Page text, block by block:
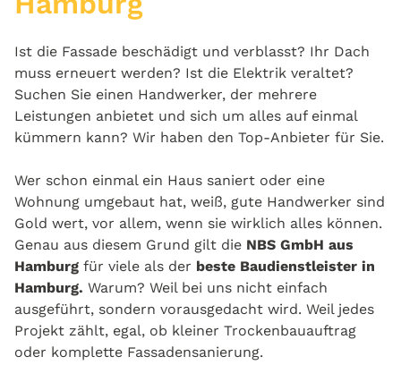
Ist die Fassade beschädigt und verblasst? Ihr Dach
muss erneuert werden? Ist die Elektrik veraltet?
Suchen Sie einen Handwerker, der mehrere
Leistungen anbietet und sich um alles auf einmal
kümmern kann? Wir haben den Top-Anbieter für Sie.
Wer schon einmal ein Haus saniert oder eine
Wohnung umgebaut hat, weiß, gute Handwerker sind
Gold wert, vor allem, wenn sie wirklich alles können.
Genau aus diesem Grund gilt die NBS GmbH aus
Hamburg für viele als der beste Baudienstleister in
Hamburg. Warum? Weil bei uns nicht einfach
ausgeführt, sondern vorausgedacht wird. Weil jedes
Projekt zählt, egal, ob kleiner Trockenbauauftrag
oder komplette Fassadensanierung.